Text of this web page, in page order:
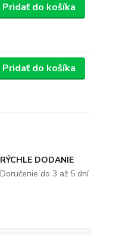
Pridať do košíka
Pridať do košíka
RÝCHLE DODANIE
Doručenie do 3 až 5 dní